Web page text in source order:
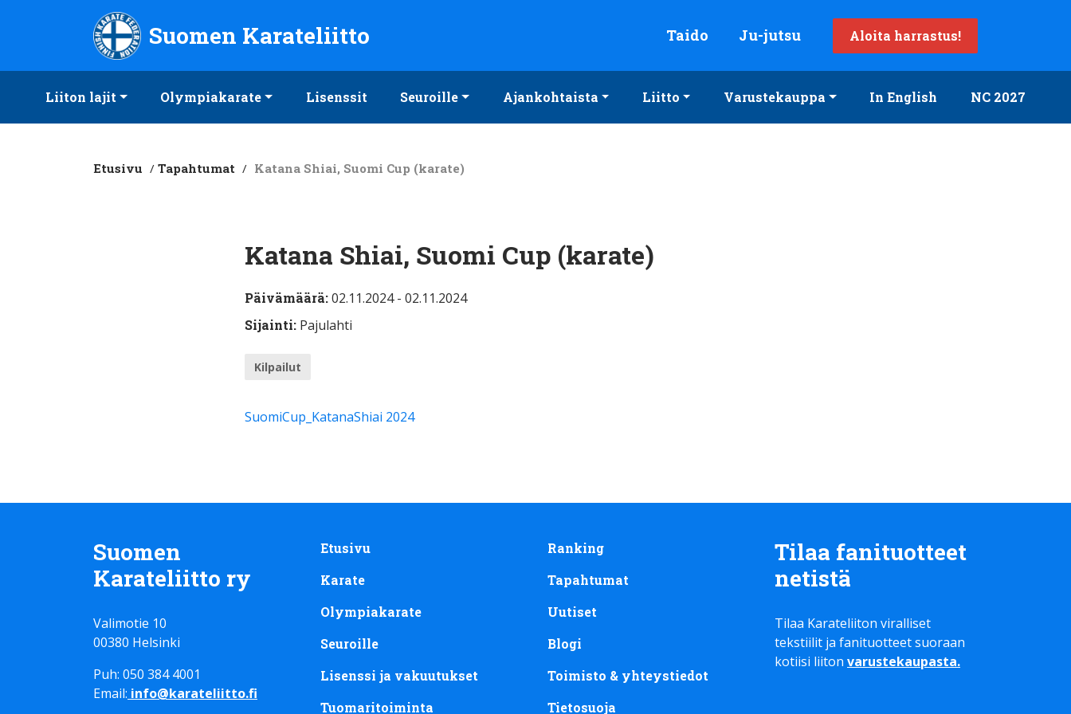
Suomen Karateliitto ry
Suomen Karateliitto Taido Ju-jutsu Aloita harrastus!
Liiton lajit Olympiakarate Lisenssit Seuroille Ajankohtaista Liitto Varustekauppa In English NC 2027
Etusivu / Tapahtumat / Katana Shiai, Suomi Cup (karate)
Katana Shiai, Suomi Cup (karate)
Päivämäärä:02.11.2024 - 02.11.2024
Sijainti: Pajulahti
Kilpailut
SuomiCup_KatanaShiai 2024
Suomen
Karateliitto ry
Valimotie 10
00380 Helsinki
Puh: 050 384 4001
Email: info@karateliitto.fi
Etusivu
Karate
Olympiakarate
Seuroille
Lisenssi ja vakuutukset
Tuomaritoiminta
Ranking
Tapahtumat
Uutiset
Blogi
Toimisto & yhteystiedot
Tietosuoja
Tilaa fanituotteet
netistä
Tilaa Karateliiton viralliset
tekstiilit ja fanituotteet suoraan
kotiisi liiton varustekaupasta.